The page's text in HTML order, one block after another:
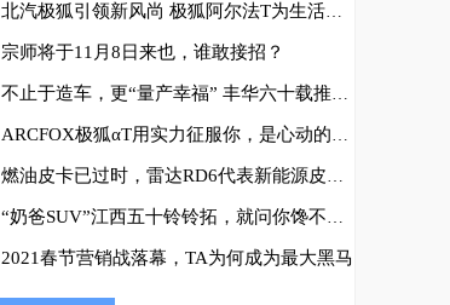
北汽极狐引领新风尚 极狐阿尔法T为生活保驾护航
宗师将于11月8日来也，谁敢接招？
不止于造车，更“量产幸福” 丰华六十载推动汽车生活更美好
ARCFOX极狐αT用实力征服你，是心动的感觉！
燃油皮卡已过时，雷达RD6代表新能源皮卡未来方向
“奶爸SUV”江西五十铃铃拓，就问你馋不馋？
2021春节营销战落幕，TA为何成为最大黑马